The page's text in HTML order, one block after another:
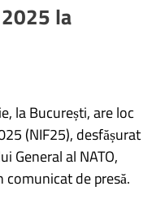
la
la București, are loc
(NIF25), desfășurat
General al NATO,
de presă.